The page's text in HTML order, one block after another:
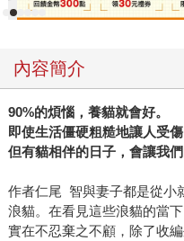
內容簡介
90%的煩惱，養貓就會好。
即使生活僵硬粗糙地讓人受傷
但有貓相伴的日子，會讓我們
作者仁尾 智與妻子都是從小
浪貓。在看見這些浪貓的當
實在不忍棄之不顧，除了收